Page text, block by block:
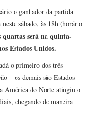
o ganhador da partida
sábado, às 18h (horário
será na quinta-
Estados Unidos.
o primeiro dos três
– os demais são Estados
América do Norte atingiu o
chegando de maneira